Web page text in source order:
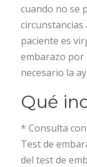
cuando no se
circunstancias
paciente es
embarazo por
necesario la
Qué
* Consulta
Test de
del test de